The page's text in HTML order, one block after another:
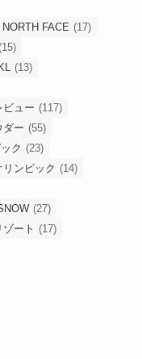
FACE (17)
(13)
ビュー (117)
ダー (55)
ク (23)
リンピック (14)
(27)
ート (17)